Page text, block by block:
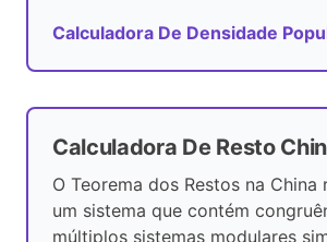
Calculadora De Densidade
Calculadora De Resto
O Teorema dos Restos na China
um sistema que contém
múltiplos sistemas modulares